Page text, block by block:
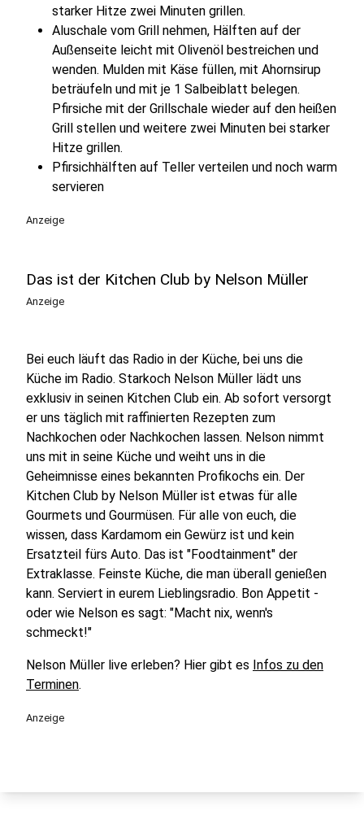
starker Hitze zwei Minuten grillen.
Aluschale vom Grill nehmen, Hälften auf der
Außenseite leicht mit Olivenöl bestreichen und
wenden. Mulden mit Käse füllen, mit Ahornsirup
beträufeln und mit je 1 Salbeiblatt belegen.
Pfirsiche mit der Grillschale wieder auf den heißen
Grill stellen und weitere zwei Minuten bei starker
Hitze grillen.
Pfirsichhälften auf Teller verteilen und noch warm
servieren
Anzeige
Das ist der Kitchen Club by Nelson Müller
Anzeige
Bei euch läuft das Radio in der Küche, bei uns die
Küche im Radio. Starkoch Nelson Müller lädt uns
exklusiv in seinen Kitchen Club ein. Ab sofort versorgt
er uns täglich mit raffinierten Rezepten zum
Nachkochen oder Nachkochen lassen. Nelson nimmt
uns mit in seine Küche und weiht uns in die
Geheimnisse eines bekannten Profikochs ein. Der
Kitchen Club by Nelson Müller ist etwas für alle
Gourmets und Gourmüsen. Für alle von euch, die
wissen, dass Kardamom ein Gewürz ist und kein
Ersatzteil fürs Auto. Das ist "Foodtainment" der
Extraklasse. Feinste Küche, die man überall genießen
kann. Serviert in eurem Lieblingsradio. Bon Appetit -
oder wie Nelson es sagt: "Macht nix, wenn's
schmeckt!"
Nelson Müller live erleben? Hier gibt es Infos zu den
Terminen.
Anzeige